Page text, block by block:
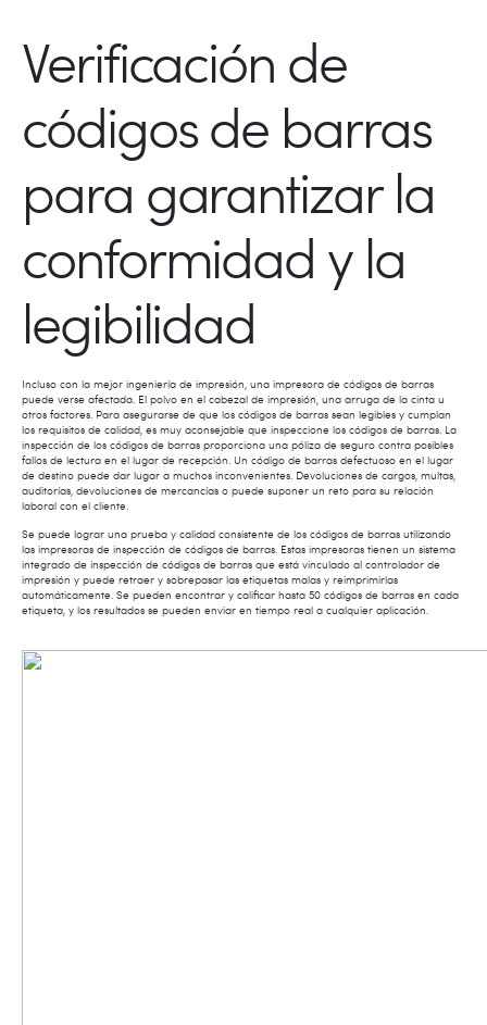
Verificación de
códigos de barras
para garantizar la
conformidad y la
legibilidad
Incluso con la mejor ingeniería de impresión, una impresora de códigos de barras
puede verse afectada. El polvo en el cabezal de impresión, una arruga de la cinta u
otros factores. Para asegurarse de que los códigos de barras sean legibles y cumplan
los requisitos de calidad, es muy aconsejable que inspeccione los códigos de barras. La
inspección de los códigos de barras proporciona una póliza de seguro contra posibles
fallos de lectura en el lugar de recepción. Un código de barras defectuoso en el lugar
de destino puede dar lugar a muchos inconvenientes. Devoluciones de cargos, multas,
auditorías, devoluciones de mercancías o puede suponer un reto para su relación
laboral con el cliente.
Se puede lograr una prueba y calidad consistente de los códigos de barras utilizando
las impresoras de inspección de códigos de barras. Estas impresoras tienen un sistema
integrado de inspección de códigos de barras que está vinculado al controlador de
impresión y puede retraer y sobrepasar las etiquetas malas y reimprimirlas
automáticamente. Se pueden encontrar y calificar hasta 50 códigos de barras en cada
etiqueta, y los resultados se pueden enviar en tiempo real a cualquier aplicación.